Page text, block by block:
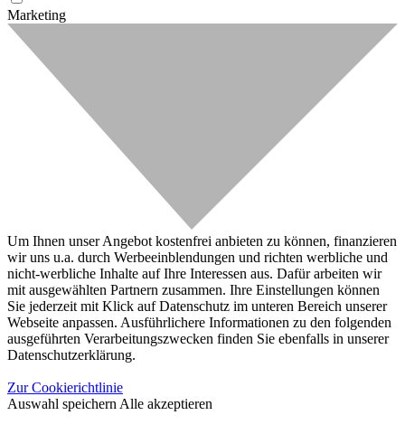
Marketing
Um Ihnen unser Angebot kostenfrei anbieten zu können, finanzieren
wir uns u.a. durch Werbeeinblendungen und richten werbliche und
nicht-werbliche Inhalte auf Ihre Interessen aus. Dafür arbeiten wir
mit ausgewählten Partnern zusammen. Ihre Einstellungen können
Sie jederzeit mit Klick auf Datenschutz im unteren Bereich unserer
Webseite anpassen. Ausführlichere Informationen zu den folgenden
ausgeführten Verarbeitungszwecken finden Sie ebenfalls in unserer
Datenschutzerklärung.
Zur Cookierichtlinie
Auswahl speichern Alle akzeptieren